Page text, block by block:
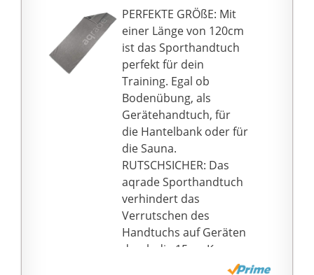
PERFEKTE GRÖßE: Mit
einer Länge von 120cm
ist das Sporthandtuch
perfekt für dein
Training. Egal ob
Bodenübung, als
Gerätehandtuch, für
die Hantelbank oder für
die Sauna.
RUTSCHSICHER: Das
aqrade Sporthandtuch
verhindert das
Verrutschen des
Handtuchs auf Geräten
durch die 15cm Kapuze
an der Rückseite. So